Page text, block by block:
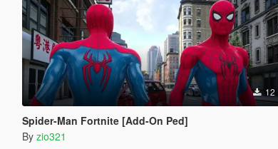
12
Spider-Man Fortnite [Add-On Ped]
By zio321